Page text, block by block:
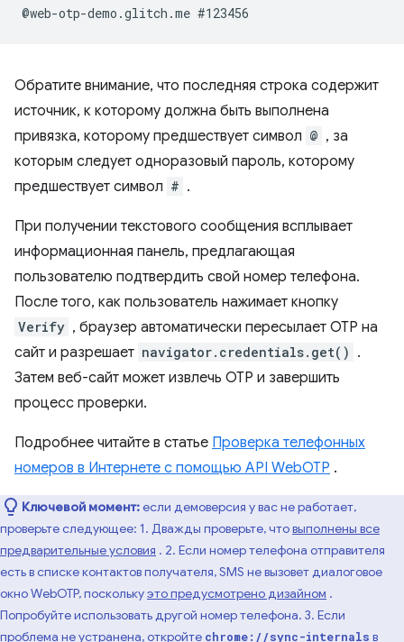
Обратите внимание, что последняя строка содержит
источник, к которому должна быть выполнена
привязка, которому предшествует символ @ , за
которым следует одноразовый пароль, которому
предшествует символ # .
При получении текстового сообщения всплывает
информационная панель, предлагающая
пользователю подтвердить свой номер телефона.
После того, как пользователь нажимает кнопку
Verify , браузер автоматически пересылает OTP на
сайт и разрешает navigator.credentials.get() .
Затем веб-сайт может извлечь OTP и завершить
процесс проверки.
Подробнее читайте в статье Проверка телефонных
номеров в Интернете с помощью API WebOTP .
Ключевой момент:если демоверсия у вас не работает,
проверьте следующее: 1. Дважды проверьте, чтовыполнены все
предварительные условия . 2. Если номер телефона отправителя
есть в списке контактов получателя, SMS не вызовет диалоговое
окно WebOTP, посколькуэто предусмотрено дизайном .
Попробуйте использовать другой номер телефона. 3. Если
проблема не устранена, откройте chrome://sync-internals в